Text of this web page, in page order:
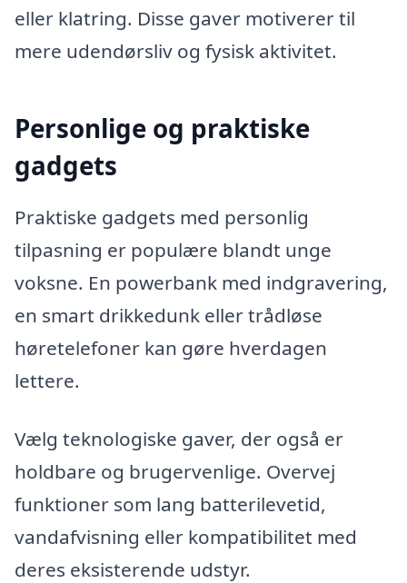
eller klatring. Disse gaver motiverer til
mere udendørsliv og fysisk aktivitet.
Personlige og praktiske
gadgets
Praktiske gadgets med personlig
tilpasning er populære blandt unge
voksne. En powerbank med indgravering,
en smart drikkedunk eller trådløse
høretelefoner kan gøre hverdagen
lettere.
Vælg teknologiske gaver, der også er
holdbare og brugervenlige. Overvej
funktioner som lang batterilevetid,
vandafvisning eller kompatibilitet med
deres eksisterende udstyr.